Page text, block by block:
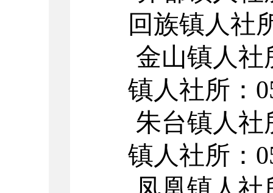
回族镇人社
金山镇人社
镇人社所：
朱台镇人社
镇人社所：